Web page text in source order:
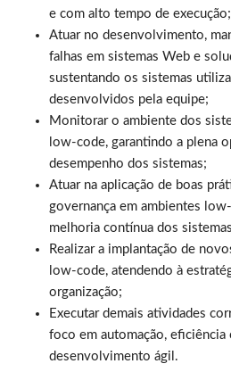
e com alto tempo de execução;
Atuar no desenvolvimento,
falhas em sistemas Web e
sustentando os sistemas
desenvolvidos pela equipe;
Monitorar o ambiente dos
low-code, garantindo a plena
desempenho dos sistemas;
Atuar na aplicação de boas
governança em ambientes
melhoria contínua dos
Realizar a implantação de
low-code, atendendo à
organização;
Executar demais atividades
foco em automação, eficiência
desenvolvimento ágil.